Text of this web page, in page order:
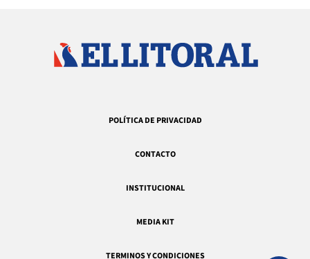
POLÍTICA DE PRIVACIDAD
CONTACTO
INSTITUCIONAL
MEDIA KIT
TERMINOS Y CONDICIONES